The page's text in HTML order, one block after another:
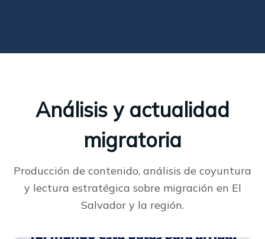
Análisis y actualidad
migratoria
Producción de contenido, análisis de coyuntura
y lectura estratégica sobre migración en El
Salvador y la región.